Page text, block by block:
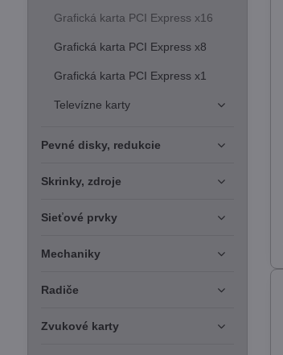
Grafická karta PCI Express x16
Grafická karta PCI Express x8
Grafická karta PCI Express x1
Televízne karty
Pevné disky, redukcie
Skrinky, zdroje
Sieťové prvky
Mechaniky
Radiče
Zvukové karty